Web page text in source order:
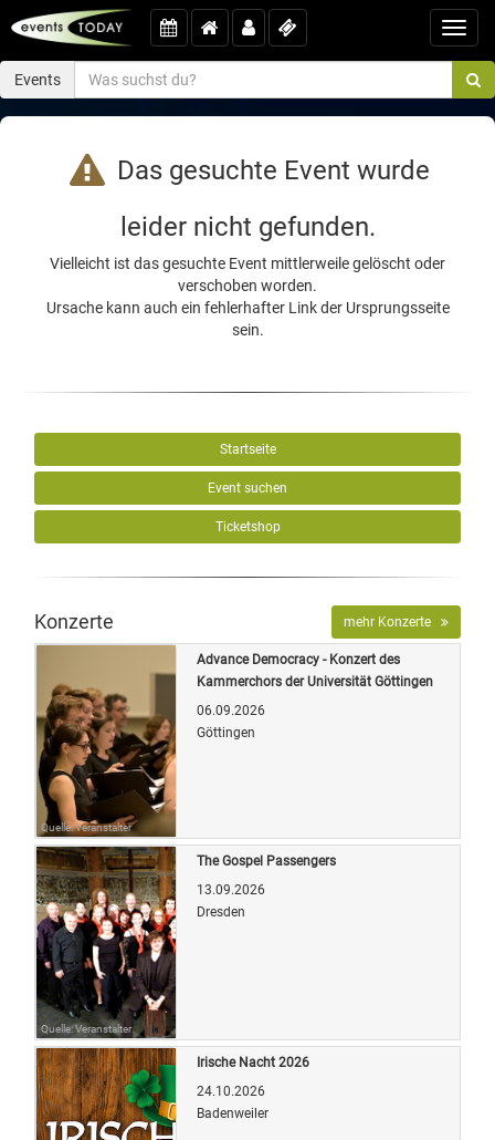
Events
Das gesuchte Event wurde
leider nicht gefunden.
Vielleicht ist das gesuchte Event mittlerweile gelöscht oder
verschoben worden.
Ursache kann auch ein fehlerhafter Link der Ursprungsseite
sein.
Startseite
Event suchen
Ticketshop
Konzerte mehr Konzerte
Quelle: Veranstalter
Advance Democracy - Konzert des
Kammerchors der Universität Göttingen
06.09.2026
Göttingen
Quelle: Veranstalter
The Gospel Passengers
13.09.2026
Dresden
Irische Nacht 2026
24.10.2026
Badenweiler